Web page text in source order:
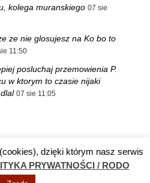
kolega muranskiego 07 sie
ze nie glosujesz na Ko bo to
11:50
posluchaj przemowienia P.
w ktorym to czasie nijaki
07 sie 11:05
prywatności / RODO Kontakt
dzięki którym nasz serwis
PRYWATNOŚCI / RODO